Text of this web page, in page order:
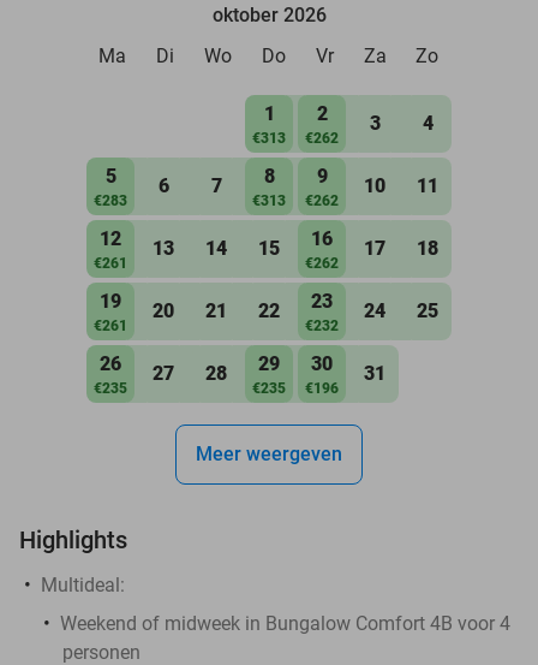
oktober 2026
Ma
Di Wo Do Vr Za Zo
1
€313
2
€262
3 4
5
€283
6 7 8
€313
9
€262
10 11
12
€261
13 14 15 16
€262
17 18
19
€261
20 21 22 23
€232
24 25
26
€235
27 28 29
€235
30
€196
31
Meer weergeven
Highlights
Multideal:
Weekend of midweek in Bungalow Comfort 4B voor 4
personen